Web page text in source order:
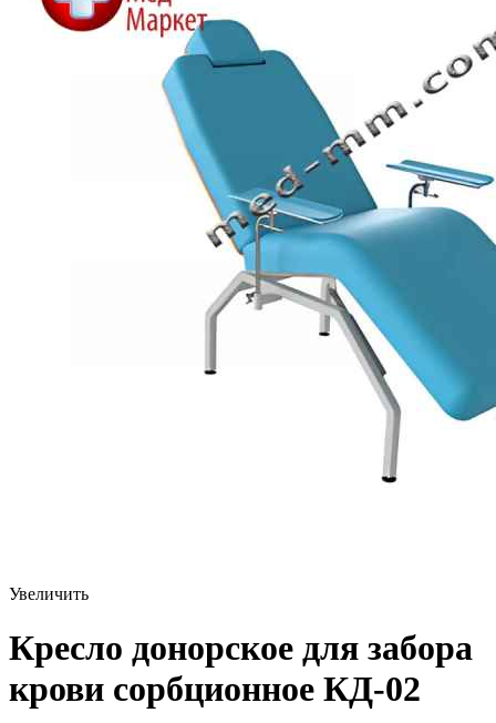
Увеличить
Кресло донорское для забора
крови сорбционное КД-02